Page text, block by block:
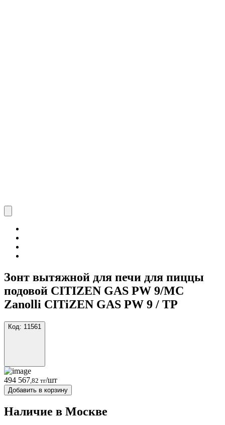
Зонт вытяжной для печи для пиццы
подовой CITIZEN GAS PW 9/MC
Zanolli CITiZEN GAS PW 9 / TP
Код: 11561
494 567 ,82 тг/шт
Добавить в корзину
Наличие в Москвe